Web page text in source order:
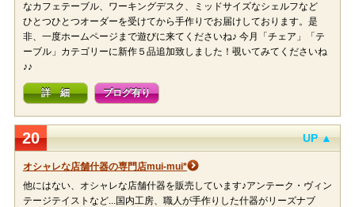
なカフェテーブル、ワーキングデスク、ミッドサイズなシェルフなど
ひとつひとつオーダーを受けてから手作りでお届けしております。是
非、一度ホームページまで遊びに来てくださいね♪ 今月「チェア」「テ
ーブル」カテゴリーに新作５品追加致しました！覗いてみてくださいね
♪♪
詳 細 ブログ有り
20 UP ▲
オシャレな店舗什器の専門店mui-mui*
他にはない、オシャレな店舗什器を販売しています♪アンテーク・ヴィン
テージテイストなど...国内工房、職人が手作りした什器がリーズナブ